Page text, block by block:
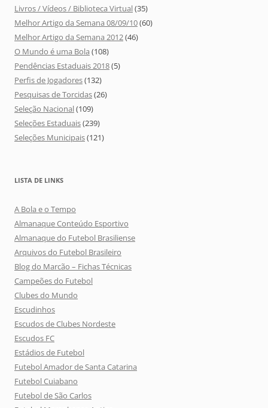
Livros / Vídeos / Biblioteca Virtual(35)
Melhor Artigo da Semana 08/09/10(60)
Melhor Artigo da Semana 2012(46)
O Mundo é uma Bola (108)
Pendências Estaduais 2018(5)
Perfis de Jogadores(132)
Pesquisas de Torcidas(26)
Seleção Nacional(109)
Seleções Estaduais(239)
Seleções Municipais(121)
LISTA DE LINKS
A Bola e o Tempo
Almanaque Conteúdo Esportivo
Almanaque do Futebol Brasiliense
Arquivos do Futebol Brasileiro
Blog do Marcão – Fichas Técnicas
Campeões do Futebol
Clubes do Mundo
Escudinhos
Escudos de Clubes Nordeste
Escudos FC
Estádios de Futebol
Futebol Amador de Santa Catarina
Futebol Cuiabano
Futebol de São Carlos